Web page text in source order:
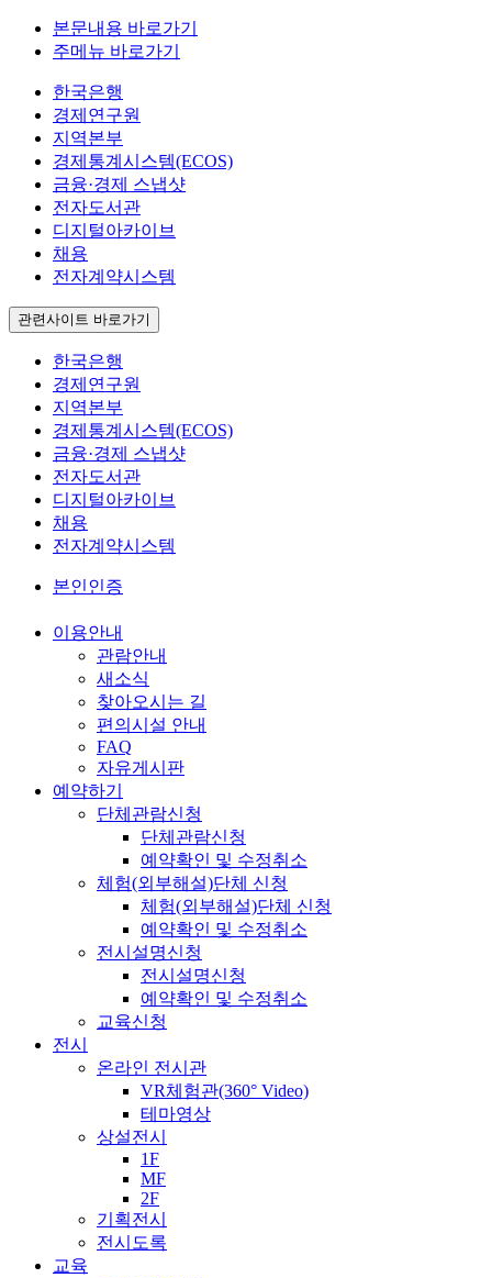
본문내용 바로가기
주메뉴 바로가기
한국은행
경제연구원
지역본부
경제통계시스템(ECOS)
금융·경제 스냅샷
전자도서관
디지털아카이브
채용
전자계약시스템
관련사이트 바로가기
한국은행
경제연구원
지역본부
경제통계시스템(ECOS)
금융·경제 스냅샷
전자도서관
디지털아카이브
채용
전자계약시스템
본인인증
이용안내
관람안내
새소식
찾아오시는 길
편의시설 안내
FAQ
자유게시판
예약하기
단체관람신청
단체관람신청
예약확인 및 수정취소
체험(외부해설)단체 신청
체험(외부해설)단체 신청
예약확인 및 수정취소
전시설명신청
전시설명신청
예약확인 및 수정취소
교육신청
전시
온라인 전시관
VR체험관(360° Video)
테마영상
상설전시
1F
MF
2F
기획전시
전시도록
교육